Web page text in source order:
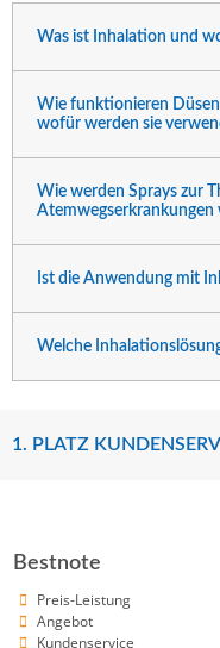
Was ist Inhalation und
Wie funktionieren
wofür werden sie
Wie werden Sprays zur
Atemwegserkrankungen
Ist die Anwendung mit
Welche
1. PLATZ
Bestnote
Preis-Leistung
Angebot
Kundenservice